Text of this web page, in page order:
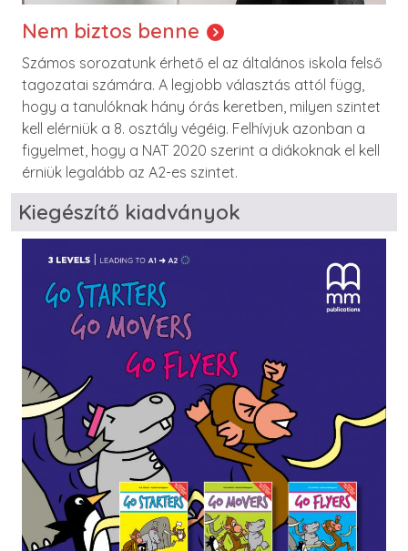
Nem biztos benne
Számos sorozatunk érhető el az általános iskola felső
tagozatai számára. A legjobb választás attól függ,
hogy a tanulóknak hány órás keretben, milyen szintet
kell elérniük a 8. osztály végéig. Felhívjuk azonban a
figyelmet, hogy a NAT 2020 szerint a diákoknak el kell
érniük legalább az A2-es szintet.
Kiegészítő kiadványok